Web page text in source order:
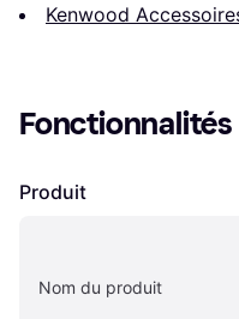
Kenwood
Fonctionnalités
Produit
Nom du produit